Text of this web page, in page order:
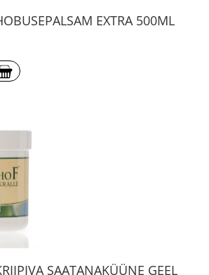
EXTRA 500ML
SAATANAKÜÜNE GEEL